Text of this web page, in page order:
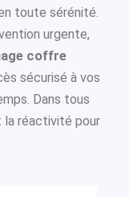
toute sérénité.
urgente,
coffre
sécurisé à vos
Dans tous
la réactivité pour